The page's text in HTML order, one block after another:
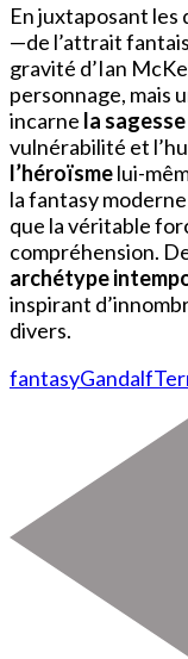
En juxtaposant
—de l’attrait
gravité d’Ian
personnage, mais
incarne la
vulnérabilité et
l’héroïsmelui-
la fantasy
que la véritable
compréhension.
archétype
inspirant
divers.
fantasyGandalf